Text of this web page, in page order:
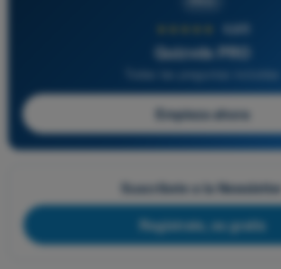
4,6/5
Quizvds PRO
Empieza ahora
Suscríbete a la Newsletter
Regístrate, es gratis